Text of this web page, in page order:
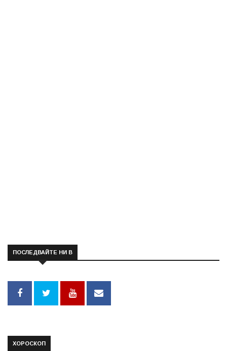
ПОСЛЕДВАЙТЕ НИ В
ХОРОСКОП